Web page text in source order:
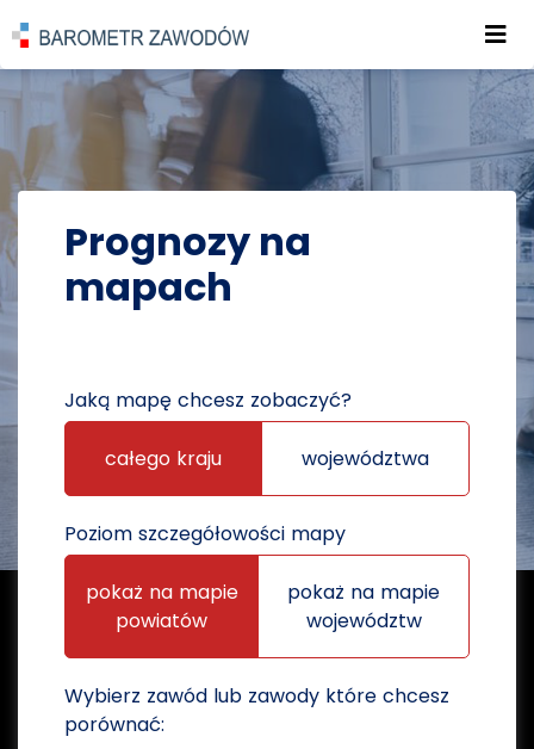
POWRÓT DO STRONY GŁÓWNEJ
PROGNOZY PROGNOZY NA MAPACH
Prognozy na
mapach
Jaką mapę chcesz zobaczyć?
całego kraju województwa
Poziom szczegółowości mapy
pokaż na mapie
powiatów
pokaż na mapie
województw
Wybierz zawód lub zawody które chcesz
porównać: